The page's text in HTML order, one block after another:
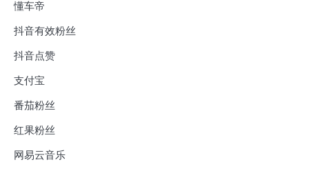
懂车帝
抖音有效粉丝
抖音点赞
支付宝
番茄粉丝
红果粉丝
网易云音乐